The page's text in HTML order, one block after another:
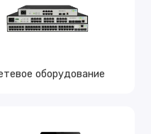
оборудование